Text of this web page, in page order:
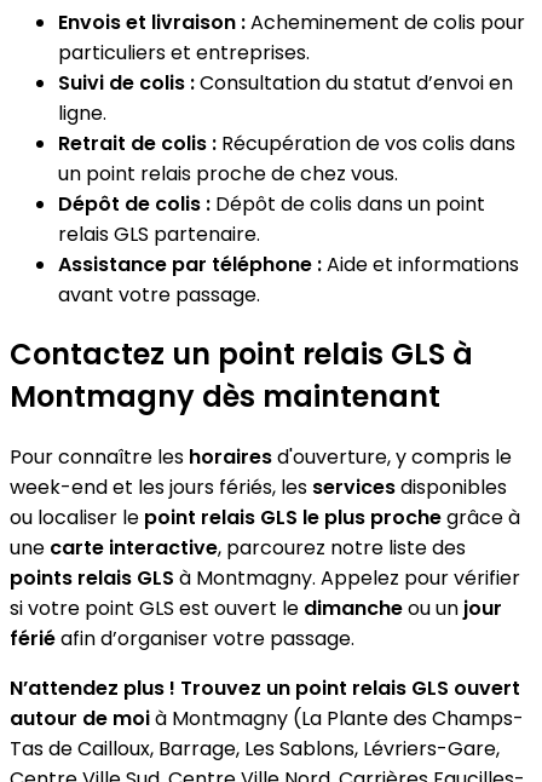
Envois et livraison :Acheminement de colis pour
particuliers et entreprises.
Suivi de colis :Consultation du statut d’envoi en
ligne.
Retrait de colis : Récupération de vos colis dans
un point relais proche de chez vous.
Dépôt de colis : Dépôt de colis dans un point
relais GLS partenaire.
Assistance par téléphone :Aide et informations
avant votre passage.
Contactez un point relais GLS à
Montmagny dès maintenant
Pour connaître les horairesd'ouverture, y compris le
week-end et les jours fériés, les servicesdisponibles
ou localiser le point relais GLS le plus prochegrâce à
une carte interactive, parcourez notre liste des
points relais GLS à Montmagny. Appelez pour vérifier
si votre point GLS est ouvert le dimancheou un jour
fériéafin d’organiser votre passage.
N’attendez plus ! Trouvez un point relais GLS ouvert
autour de moià Montmagny (La Plante des Champs-
Tas de Cailloux, Barrage, Les Sablons, Lévriers-Gare,